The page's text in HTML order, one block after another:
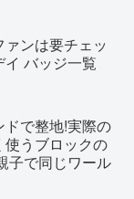
ンは要チェッ
バッジ一覧
ドで整地!実際の
使うブロックの
子で同じワール